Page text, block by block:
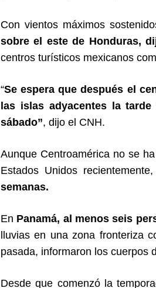
Con vientos máximos
sobre el este de Honduras,
centros turísticos mexicanos
“Se espera que después el
las islas adyacentes la
sábado”, dijo el CNH.
Aunque Centroamérica no se
Estados Unidos recientemente,
semanas.
En Panamá, al menos seis
lluvias en una zona fronteriza
pasada, informaron los cuerpos
Desde que comenzó la